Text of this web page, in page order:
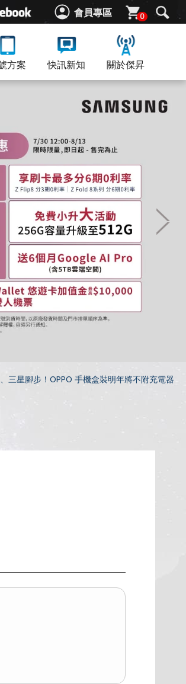
會員專區 0
方案 快訊新知 關於傑昇
、三星腳步！OPPO 手機盒裝明年將不附充電器